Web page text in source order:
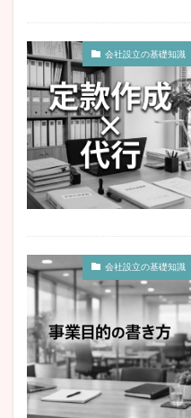
会社設立の基礎知識
会社設立の基礎知識